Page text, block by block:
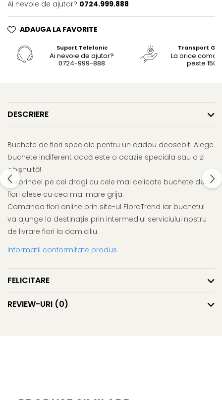
Ai nevoie de ajutor? 0724.999.888
ADAUGA LA FAVORITE
Suport Telefonic
Ai nevoie de ajutor?
0724-999-888
Transport
La orice
peste
DESCRIERE
Buchete de flori speciale pentru un cadou deosebit. Alege
buchete indiferent dacă este o ocazie speciala sau o zi
obișnuită!
Surprindei pe cei dragi cu cele mai delicate buchete de
flori alese cu cea mai mare grija.
Comanda flori online prin site-ul FloraTrend iar buchetul
va ajunge la destinație prin intermediul serviciului nostru
de livrare flori la domiciliu.
Informatii conformitate produs
FELICITARE
REVIEW-URI (0)